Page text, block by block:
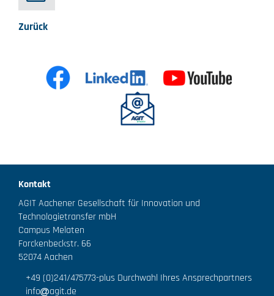
Zurück
Kontakt
AGIT Aachener Gesellschaft für Innovation und
Technologietransfer mbH
Campus Melaten
Forckenbeckstr. 66
52074 Aachen
+49 (0)241/475773-plus Durchwahl Ihres Ansprechpartners
info
agit.de